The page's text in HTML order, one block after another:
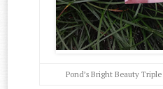
Pond’s Bright Beauty